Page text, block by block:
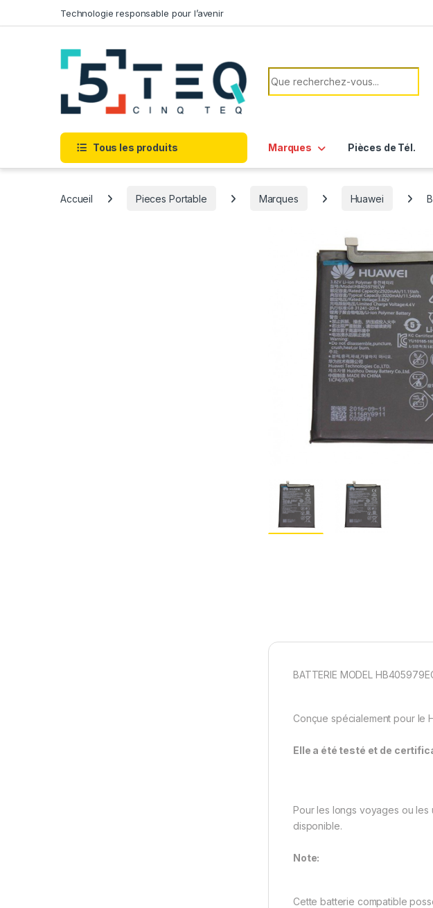
Technologie responsable pour l’avenir
Rechercher:
Tous les produits Marques Pièces de Tél.
Accueil Pieces Portable Marques Huawei
BATTERIE MODEL
Conçue spécialement pour le
Elle a été testé et de
Pour les longs voyages ou les
disponible.
Note:
Cette batterie compatible